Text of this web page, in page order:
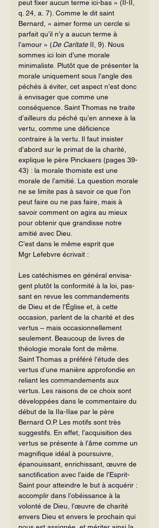
peut fixer aucun terme ici-bas » (II-II,
q. 24, a. 7). Comme le dit saint
Bernard, « aimer forme un cercle si
par­fait qu’il n’y a aucun terme à
l’amour » (De Caritate II, 9). Nous
sommes ici loin d’une morale
minimaliste. Plutôt que de présenter la
morale uniquement sous l’angle des
péchés à éviter, cet aspect n’est donc
à envisager que comme une
conséquence. Saint Thomas ne traite
d’ail­leurs du péché qu’en annexe à la
vertu, comme une déficience
contraire à la vertu. Il faut insister
d’abord sur le pri­mat de la charité,
explique le père Pinckaers (pages 39-
43) : la morale thomiste est une
morale de l’amitié. La question morale
ne se limite pas à savoir ce que l’on
peut faire ou ne pas faire, mais à
savoir comment on agira au mieux
pour obtenir que grandisse notre
amitié avec Dieu.
C’est dans le même esprit que
Mgr Lefebvre écrivait :
Les catéchismes en général envisa­
gent plutôt la conformité à la loi, pas­
sant en revue les commandements
de Dieu et de l’Église et, à cette
occasion, parlent de la charité et des
vertus – mais occasionnellement
seulement. Beaucoup de livres de
théologie morale font de même.
Saint Thomas a préféré l’étude des
vertus d’une manière approfondie en
reliant les commandements aux
vertus. Les raisons de ce choix sont
dévelop­pées dans le commentaire du
début de la IIa-IIae par le père
Bernard O.P. Les motifs sont très
suggestifs. En effet, l’acquisition des
vertus se présente à l’âme comme un
magnifique idéal à poursuivre,
épanouissant, enrichissant, œuvre de
sanctification avec l’aide de l’Esprit-
Saint pour atteindre le but à acquérir :
accomplir dans l’obéissance à la
volonté de Dieu, l’œuvre de charité
envers Dieu et envers le prochain qui